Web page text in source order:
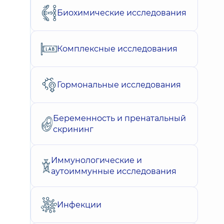
Биохимические исследования
Комплексные исследования
Гормональные исследования
Беременность и пренатальный
скрининг
Иммунологические и
аутоиммунные исследования
Инфекции